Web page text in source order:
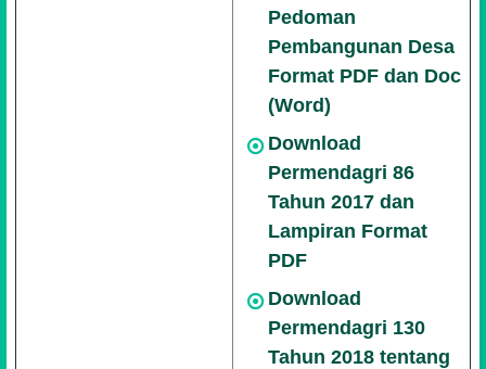
Pedoman
Pembangunan Desa
Format PDF dan Doc
(Word)
Download
Permendagri 86
Tahun 2017 dan
Lampiran Format
PDF
Download
Permendagri 130
Tahun 2018 tentang